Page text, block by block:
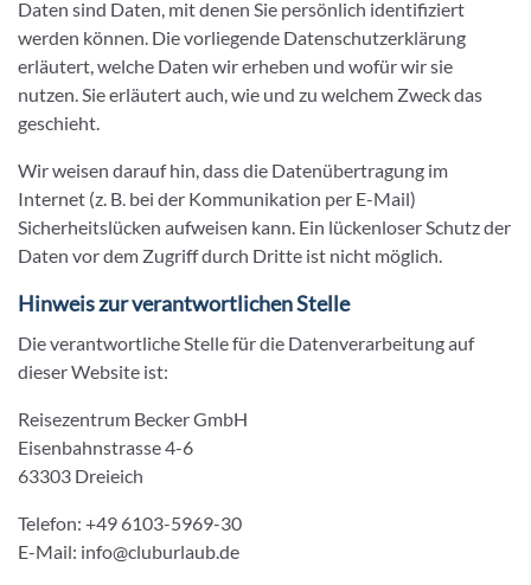
Daten sind Daten, mit denen Sie persönlich identifiziert
werden können. Die vorliegende Datenschutzerklärung
erläutert, welche Daten wir erheben und wofür wir sie
nutzen. Sie erläutert auch, wie und zu welchem Zweck das
geschieht.
Wir weisen darauf hin, dass die Datenübertragung im
Internet (z. B. bei der Kommunikation per E-Mail)
Sicherheitslücken aufweisen kann. Ein lückenloser Schutz der
Daten vor dem Zugriff durch Dritte ist nicht möglich.
Hinweis zur verantwortlichen Stelle
Die verantwortliche Stelle für die Datenverarbeitung auf
dieser Website ist:
Reisezentrum Becker GmbH
Eisenbahnstrasse 4-6
63303 Dreieich
Telefon: +49 6103-5969-30
E-Mail: info@cluburlaub.de